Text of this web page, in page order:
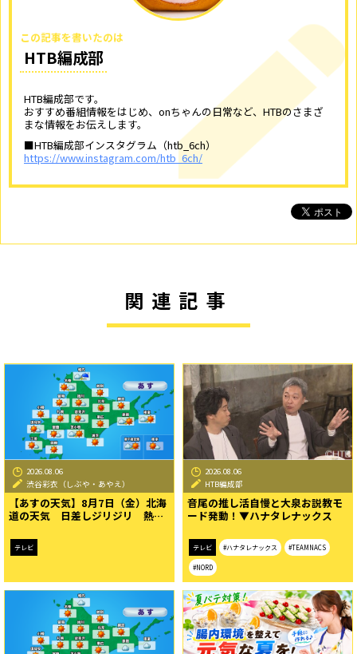
この記事を書いたのは
HTB編成部
HTB編成部です。
おすすめ番組情報をはじめ、onちゃんの日常など、HTBのさまざ
まな情報をお伝えします。
■HTB編成部インスタグラム（htb_6ch）
https://www.instagram.com/htb_6ch/
関連記事
2026.08.06
渋谷彩衣（しぶや・あやえ）
【あすの天気】8月7日（金）北海
道の天気 日差しジリジリ 熱…
テレビ
2026.08.06
HTB編成部
音尾の推し活自慢と大泉お説教モ
ード発動！▼ハナタレナックス
テレビ #ハナタレナックス #TEAMNACS
#NORD